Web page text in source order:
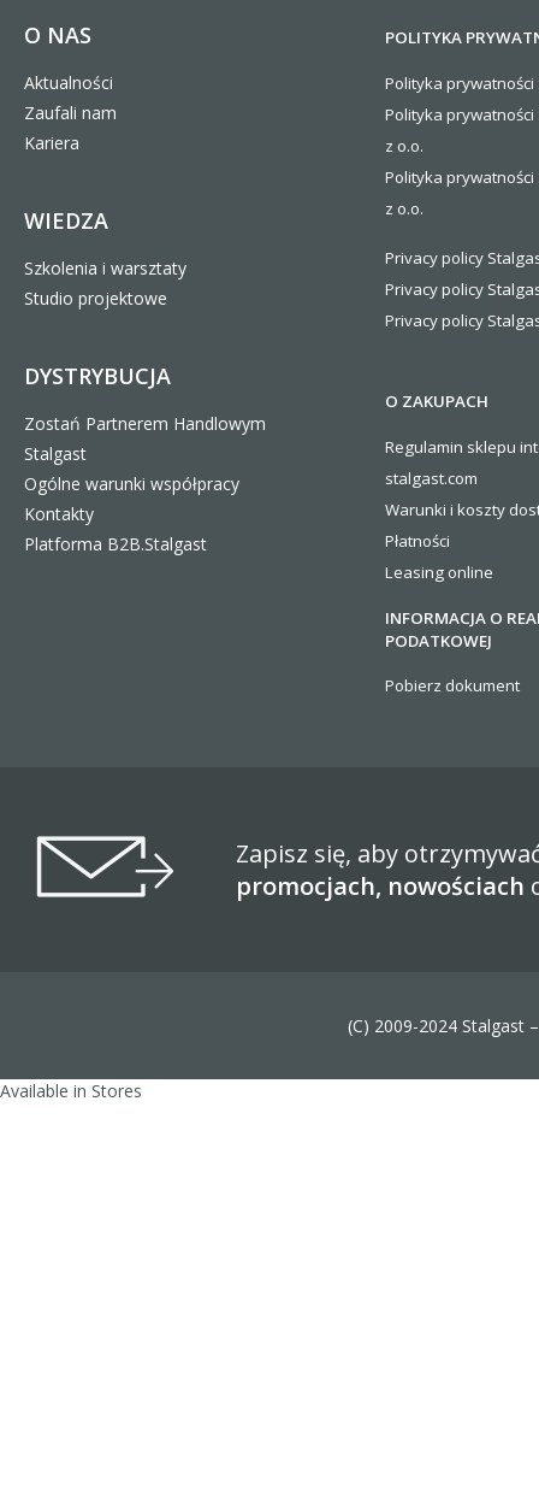
O NAS
Aktualności
Zaufali nam
Kariera
WIEDZA
Szkolenia i warsztaty
Studio projektowe
DYSTRYBUCJA
Zostań Partnerem Handlowym
Stalgast
Ogólne warunki współpracy
Kontakty
Platforma B2B.Stalgast
POLITYKA
Polityka prywatności
Polityka
z o.o.
Polityka
z o.o.
Privacy policy
Privacy policy
Privacy policy
O ZAKUPACH
Regulamin sklepu
stalgast.com
Warunki i koszty
Płatności
Leasing online
INFORMACJA O
PODATKOWEJ
Pobierz dokument
Zapisz się, aby
promocjach, nowościach
(C) 2009-2024 Stalgast
Available in Stores